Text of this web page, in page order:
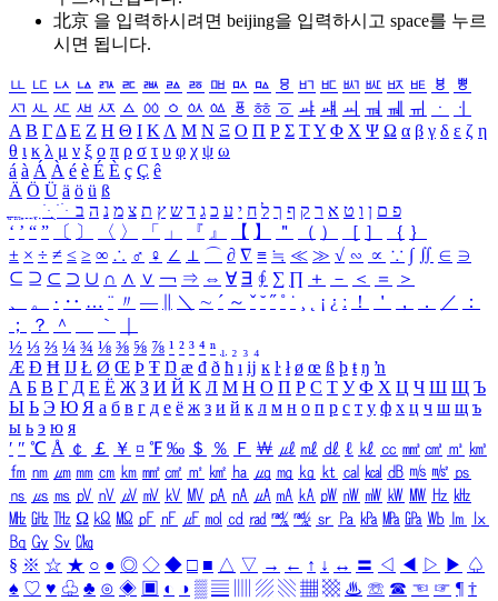
北京 을 입력하시려면 beijing을 입력하시고 space를 누르
시면 됩니다.
ㅥ ㅦ ㅧ ㅨ ㅩ ㅪ ㅫ ㅬ ㅭ ㅮ ㅯ ㅰ ㅱ ㅲ ㅳ ㅴ ㅵ ㅶ ㅷ ㅸ
ㅹ
ㅺ ㅻ ㅼ ㅽ ㅾ ㅿ ㆀ ㆁ ㆂ ㆃ ㆄ ㆅ ㆆ ㆇ ㆈ ㆉ ㆊ ㆋ ㆌ ㆍ
ㆎ
Α Β ΓΔ Ε Ζ Η Θ Ι ΚΛ Μ Ν Ξ Ο Π Ρ Σ ΤΥ Φ Χ Ψ Ω α β γ δ ε ζ η
θ ι κ λ μ ν ξ ο π ρ σ τ υ φ χ ψ ω
á à Á À é è É È ç Ç ê
Ä Ö Ü ä ö ü ß
ִֶֹ ֻּ ׁׂ פ ם ן ו ט א ר ק ף ך ל ח י ע כ ג ד ש ץ ת צ מ נ ה ב
‘ ’ “ ” 〔 〕 〈 〉 「 」 『 』 【 】 ＂ （ ） ［ ］ ｛ ｝
± × ÷ ≠ ≤ ≥ ∞ ∴ ♂ ♀ ∠ ⊥ ⌒ ∂ ∇ ≡ ≒ ≪ ≫ √ ∽ ∝ ∵ ∫ ∬ ∈ ∋
⊆ ⊇ ⊂ ⊃ ∪ ∩ ∧ ∨ ￢ ⇒ ⇔ ∀ ∃ ∮ ∑ ∏ ＋ － ＜ ＝
＞
、
。 · ‥ … ¨ 〃 ― ＼ ∼ ´ ～ ˇ ˘ ˝ ˚ ˙ ¸ ¡ ¿ ː ！ ＇ ， ． ／
：
；
？ ＾ ｀
½ ⅓ ⅔ ¼ ¾ ⅛ ⅜ ⅝ ⅞ ¹ ² ³ ⁴ ⁿ ₁ ₂ ₃ ₄
Æ Ð Ħ Ĳ Ł Ø Œ Þ Ŧ Ŋ æ đ ð ħ ı ĳ ĸ ŀ ł ø œ ß þ ŧ ŋ ŉ
А Б В Г Д Е Ё Ж З И Й К Л М Н О П Р С Т У Ф Х Ц Ч Ш Щ Ъ
Ы Ь Э Ю Я а б в г д е ё ж з и й к л м н о п р с т у ф х ц ч ш щ ъ
ы ь э ю я
′ ″ ℃ Å ￠ ￡ ￥ ¤ ℉ ‰ ＄ ％ Ｆ ￦ ㎕ ㎖ ㎗ ℓ ㎘ ㏄ ㎣ ㎤ ㎥ ㎦
㎙ ㎚ ㎛ ㎜ ㎝ ㎞ ㎟ ㎠ ㎡ ㎢ ㏊ ㎍ ㎎ ㎏ ㏏ ㎈ ㎉ ㏈ ㎧ ㎨ ㎰
㎱ ㎲ ㎳ ㎴ ㎵ ㎶ ㎷ ㎸ ㎹ ㎀ ㎁ ㎂ ㎃ ㎄ ㎺ ㎻ ㎽ ㎾ ㎿ ㎐ ㎑
㎒ ㎓ ㎔ Ω ㏀ ㏁ ㎊ ㎋ ㎌ ㏖ ㏅ ㎭ ㎮ ㎯ ㏛ ㎩ ㎪ ㎫ ㎬ ㏝ ㏐
㏓
㏃ ㏉ ㏜ ㏆
§ ※ ☆ ★ ○ ● ◎ ◇ ◆ □ ■ △ ▽ → ← ↑ ↓ ↔ 〓 ◁ ◀ ▷ ▶ ♤
♠ ♡ ♥ ♧ ♣ ⊙ ◈ ▣ ◐ ◑ ▒ ▤ ▨ ▧ ▦ ▩ ♨ ☏ ☎ ☜ ☞ ¶ †